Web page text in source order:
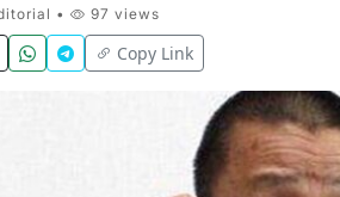
• 97 views
Copy Link